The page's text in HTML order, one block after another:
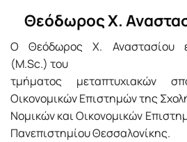
Θεόδωρος Χ.
Ο Θεόδωρος Χ. Αναστασίου
(M.Sc.) του
τμήματος μεταπτυχιακών
Οικονομικών Επιστημών της
Νομικών και Οικονομικών
Πανεπιστημίου Θεσσαλονίκης.